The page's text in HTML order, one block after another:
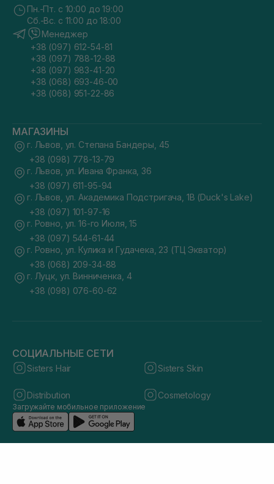
Пн.-Пт. с 10:00 до 19:00
Сб.-Вс. с 11:00 до 18:00
Менеджер
+38 (097) 612-54-81
+38 (097) 788-12-88
+38 (097) 983-41-20
+38 (068) 693-46-00
+38 (068) 951-22-86
МАГАЗИНЫ
г. Львов, ул. Степана Бандеры, 45
+38 (098) 778-13-79
г. Львов, ул. Ивана Франка, 36
+38 (097) 611-95-94
г. Львов, ул. Академика Подстригача, 1В (Duck's Lake)
+38 (097) 101-97-16
г. Ровно, ул. 16-го Июля, 15
+38 (097) 544-61-44
г. Ровно, ул. Кулика и Гудачека, 23 (ТЦ Экватор)
+38 (068) 209-34-88
г. Луцк, ул. Винниченка, 4
+38 (098) 076-60-62
СОЦИАЛЬНЫЕ СЕТИ
Sisters Hair Sisters Skin
Distribution Cosmetology
Загружайте мобильное приложение